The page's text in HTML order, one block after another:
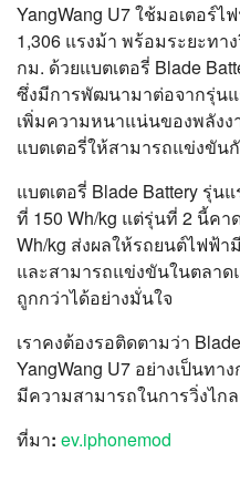
YangWang U7 ใช้มอเตอร์
1,306 แรงม้า พร้อมระยะทา
กม. ด้วยแบตเตอรี่ Blade
ซึ่งมีการพัฒนามาต่อจากรุ่นแ
เพิ่มความหนาแน่นของพลัง
แบตเตอรี่ให้สามารถแข่งขัน
แบตเตอรี่ Blade Battery รุ่
ที่ 150 Wh/kg แต่รุ่นที่ 2 นี้คา
Wh/kg ส่งผลให้รถยนต์ไฟฟ้า
และสามารถแข่งขันในตลาด
ถูกกว่าได้อย่างมั่นใจ
เราคงต้องรอติดตามว่า
YangWang U7 อย่างเป็นทา
มีความสามารถในการวิ่งไก
ที่มา: ev.iphonemod